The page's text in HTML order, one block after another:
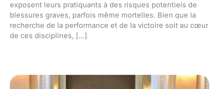
exposent leurs pratiquants à des risques potentiels de
blessures graves, parfois même mortelles. Bien que la
recherche de la performance et de la victoire soit au cœur
de ces disciplines, […]